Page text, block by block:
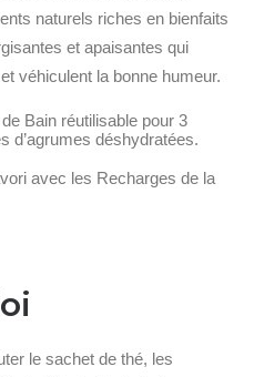
naturels riches en bienfaits
et apaisantes qui
véhiculent la bonne humeur.
Bain réutilisable pour 3
d’agrumes déshydratées.
avec les Recharges de la
le sachet de thé, les